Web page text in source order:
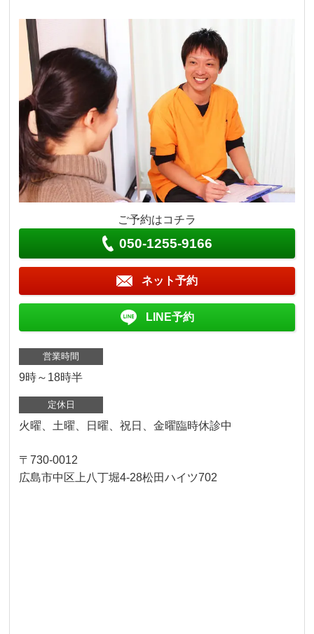
ご予約はコチラ
050-1255-9166
ネット予約
LINE予約
営業時間
9時～18時半
定休日
火曜、土曜、日曜、祝日、金曜臨時休診中
〒730-0012
広島市中区上八丁堀4-28松田ハイツ702